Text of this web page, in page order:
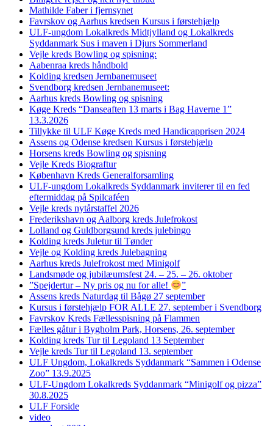
Mathilde Faber i fjernsynet
Favrskov og Aarhus kredsen Kursus i førstehjælp
ULF-ungdom Lokalkreds Midtjylland og Lokalkreds
Syddanmark Sus i maven i Djurs Sommerland
Vejle kreds Bowling og spisning:
Aabenraa kreds håndbold
Kolding kredsen Jernbanemuseet
Svendborg kredsen Jernbanemuseet:
Aarhus kreds Bowling og spisning
Køge Kreds “Danseaften 13 marts i Bag Haverne 1”
13.3.2026
Tillykke til ULF Køge Kreds med Handicapprisen 2024
Assens og Odense kredsen Kursus i førstehjælp
Horsens kreds Bowling og spisning
Vejle Kreds Biograftur
København Kreds Generalforsamling
ULF-ungdom Lokalkreds Syddanmark inviterer til en fed
eftermiddag på Spilcaféen
Vejle kreds nytårstaffel 2026
Frederikshavn og Aalborg kreds Julefrokost
Lolland og Guldborgsund kreds julebingo
Kolding kreds Juletur til Tønder
Vejle og Kolding kreds Julebagning
Aarhus kreds Julefrokost med Minigolf
Landsmøde og jubilæumsfest 24. – 25. – 26. oktober
”Spejdertur – Ny pris og nu for alle!
”
Assens kreds Naturdag til Bågø 27 september
Kursus i førstehjælp FOR ALLE 27. september i Svendborg
Favrskov Kreds Fællesspisning på Flammen
Fælles gåtur i Bygholm Park, Horsens, 26. september
Kolding kreds Tur til Legoland 13 September
Vejle kreds Tur til Legoland 13. september
ULF Ungdom, Lokalkreds Syddanmark “Sammen i Odense
Zoo” 13.9.2025
ULF-Ungdom Lokalkreds Syddanmark “Minigolf og pizza”
30.8.2025
ULF Forside
video